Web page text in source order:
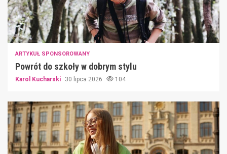
ARTYKUŁ SPONSOROWANY
Powrót do szkoły w dobrym stylu
Karol Kucharski 30 lipca 2026 104